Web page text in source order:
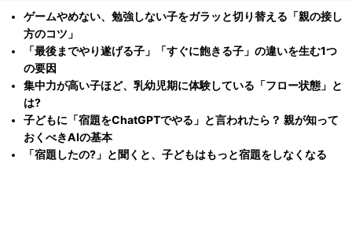
ゲームやめない、勉強しない子をガラッと切り替える「親の接し
方のコツ」
「最後までやり遂げる子」「すぐに飽きる子」の違いを生む1つ
の要因
集中力が高い子ほど、乳幼児期に体験している「フロー状態」と
は?
子どもに「宿題をChatGPTでやる」と言われたら？ 親が知って
おくべきAIの基本
「宿題したの?」と聞くと、子どもはもっと宿題をしなくなる